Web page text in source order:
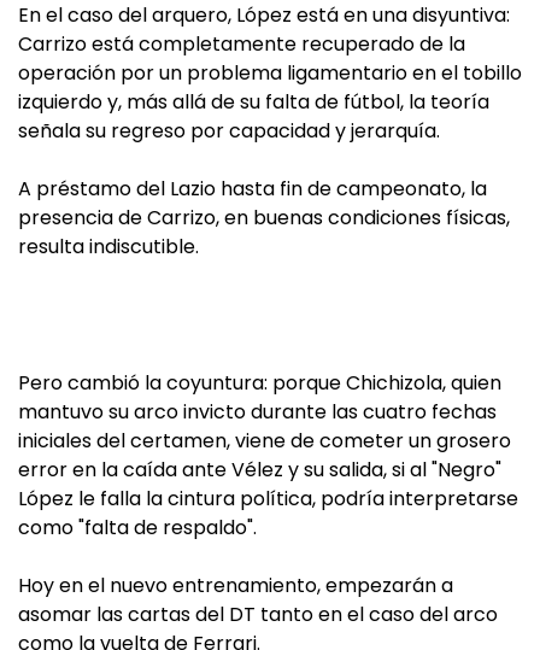
En el caso del arquero, López está en una disyuntiva:
Carrizo está completamente recuperado de la
operación por un problema ligamentario en el tobillo
izquierdo y, más allá de su falta de fútbol, la teoría
señala su regreso por capacidad y jerarquía.
A préstamo del Lazio hasta fin de campeonato, la
presencia de Carrizo, en buenas condiciones físicas,
resulta indiscutible.
Pero cambió la coyuntura: porque Chichizola, quien
mantuvo su arco invicto durante las cuatro fechas
iniciales del certamen, viene de cometer un grosero
error en la caída ante Vélez y su salida, si al "Negro"
López le falla la cintura política, podría interpretarse
como "falta de respaldo".
Hoy en el nuevo entrenamiento, empezarán a
asomar las cartas del DT tanto en el caso del arco
como la vuelta de Ferrari.